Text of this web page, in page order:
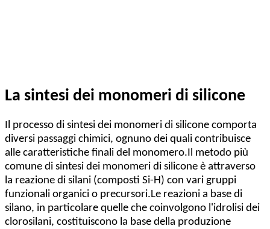
La sintesi dei monomeri di silicone
Il processo di sintesi dei monomeri di silicone comporta
diversi passaggi chimici, ognuno dei quali contribuisce
alle caratteristiche finali del monomero.Il metodo più
comune di sintesi dei monomeri di silicone è attraverso
la reazione di silani (composti Si-H) con vari gruppi
funzionali organici o precursori.Le reazioni a base di
silano, in particolare quelle che coinvolgono l'idrolisi dei
clorosilani, costituiscono la base della produzione